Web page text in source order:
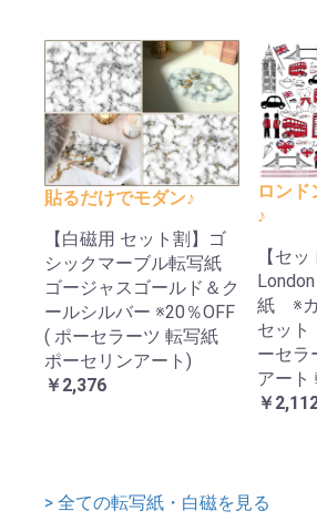
貼るだけでモダン♪
【白磁用 セット割】ゴ
シックマーブル転写紙
ゴージャスゴールド＆ク
ールシルバー ※20％OFF
( ポーセラーツ 転写紙
ポーセリンアート)
￥2,376
ロン
♪
【セ
紙 ※ガ
セッ
ーセラ
アート
￥
> 全ての転写紙・白磁を見る